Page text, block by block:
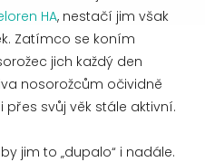
HA, nestačí jim však
Zatímco se koním
jich každý den
nosorožcům očividně
svůj věk stále aktivní.
jim to „dupalo“ i nadále.